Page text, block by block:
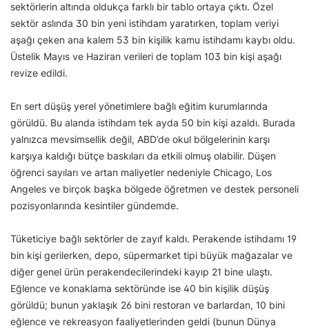
sektörlerin altında oldukça farklı bir tablo ortaya çıktı. Özel
sektör aslında 30 bin yeni istihdam yaratırken, toplam veriyi
aşağı çeken ana kalem 53 bin kişilik kamu istihdamı kaybı oldu.
Üstelik Mayıs ve Haziran verileri de toplam 103 bin kişi aşağı
revize edildi.
En sert düşüş yerel yönetimlere bağlı eğitim kurumlarında
görüldü. Bu alanda istihdam tek ayda 50 bin kişi azaldı. Burada
yalnızca mevsimsellik değil, ABD’de okul bölgelerinin karşı
karşıya kaldığı bütçe baskıları da etkili olmuş olabilir. Düşen
öğrenci sayıları ve artan maliyetler nedeniyle Chicago, Los
Angeles ve birçok başka bölgede öğretmen ve destek personeli
pozisyonlarında kesintiler gündemde.
Tüketiciye bağlı sektörler de zayıf kaldı. Perakende istihdamı 19
bin kişi gerilerken, depo, süpermarket tipi büyük mağazalar ve
diğer genel ürün perakendecilerindeki kayıp 21 bine ulaştı.
Eğlence ve konaklama sektöründe ise 40 bin kişilik düşüş
görüldü; bunun yaklaşık 26 bini restoran ve barlardan, 10 bini
eğlence ve rekreasyon faaliyetlerinden geldi (bunun Dünya